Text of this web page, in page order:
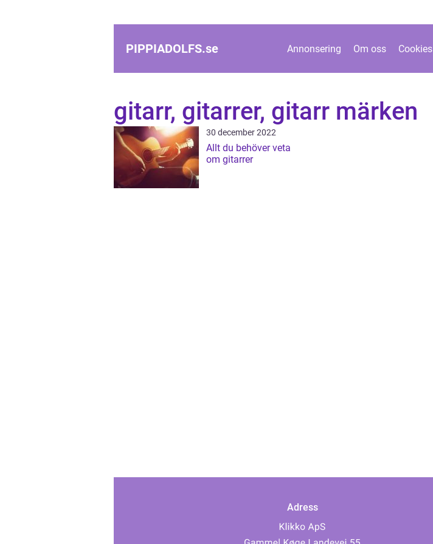
PIPPIADOLFS.se Annonsering Om oss Cookies
gitarr, gitarrer, gitarr märken
30 december 2022
Allt du behöver veta
om gitarrer
Adress